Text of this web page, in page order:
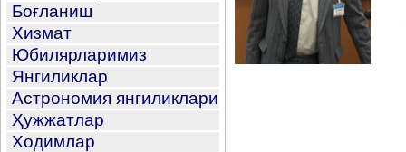
Боғланиш
Хизмат
Юбилярларимиз
Янгиликлар
Астрономия янгиликлари
Ҳужжатлар
Ходимлар